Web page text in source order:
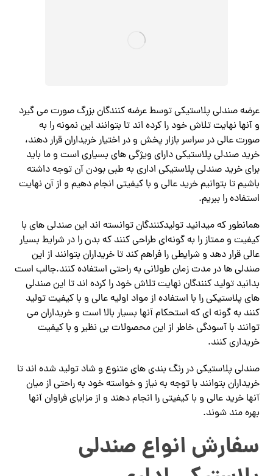
عرضه صندلی پلاستیکی توسط عرضه کنندگان بزرگ صورت می گیرد
و آنها نهایت تلاش خود را کرده اند تا بتوانند این نمونه را به
صورت عالی در سراسر بازار پخش و در اختیار خریداران قرار دهند،
خرید صندلی پلاستیکی دارای ویژگی های بسیاری است و ما باید
برای خرید صندلی پلاستیکی اداری به طبی بودن آن توجه داشته
باشیم تا بتوانیم خرید عالی و با کیفیتی انجام دهیم و از آن نهایت
استفاده را ببریم.
همانطور که میدانید تولیدکنندگان توانسته اند این صندلی های با
کیفیت و ممتاز را به گونه‌ای طراحی کنند که بدن را در شرایط بسیار
عالی قرار دهد و شرایطی را فراهم کند تا خریداران بتوانند از این
صندلی ها در مدت زمان طولانی به راحتی استفاده کنند.جالب است
بدانید تولید کنندگان نهایت تلاش خود را کرده اند تا این صندلی
های پلاستیکی را با استفاده از مواد اولیه عالی و با کیفیت تولید
کنند به گونه ای که استحکام آنها بسیار بالا است و خریداران می
توانند با آسودگی خاطر از این محصولات بی نظیر و با کیفیت
خریداری کنند.
صندلی پلاستیکی در رنگ بندی های متنوع و شاد تولید شده اند تا
خریداران بتوانند با توجه به نیاز و خواسته خود به راحتی از میان
آنها خرید عالی و با کیفیتی را انجام دهند و از مزایای فراوان آنها
بهره مند شوند.
سفارش انواع صندلی